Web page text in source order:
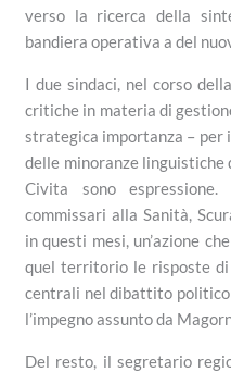
verso la ricerca della
bandiera operativa a del
I due sindaci, nel corso
critiche in materia di
strategica importanza – per
delle minoranze linguistiche
Civita sono espressione.
commissari alla Sanità,
in questi mesi, un’azione
quel territorio le risposte di
centrali nel dibattito
l’impegno assunto da
Del resto, il segretario